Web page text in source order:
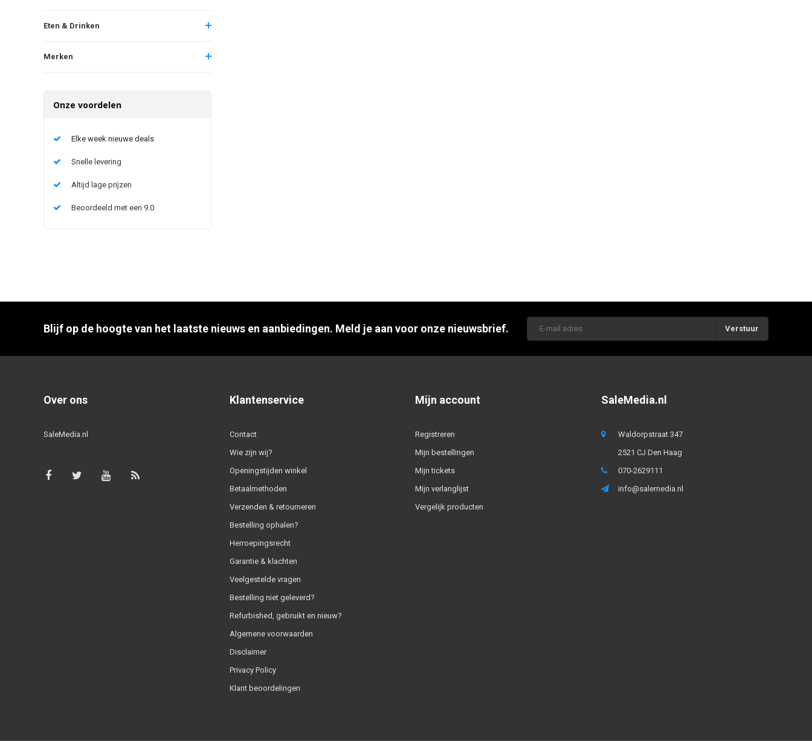
Eten & Drinken
Merken
Onze voordelen
Elke week nieuwe deals
Snelle levering
Altijd lage prijzen
Beoordeeld met een 9.0
Blijf op de hoogte van het laatste nieuws en aanbiedingen. Meld je aan voor onze nieuwsbrief. Verstuur
Over ons
SaleMedia.nl
Klantenservice
Contact
Wie zijn wij?
Openingstijden winkel
Betaalmethoden
Verzenden & retourneren
Bestelling ophalen?
Herroepingsrecht
Garantie & klachten
Veelgestelde vragen
Bestelling niet geleverd?
Refurbished, gebruikt en nieuw?
Algemene voorwaarden
Disclaimer
Privacy Policy
Klant beoordelingen
Mijn account
Registreren
Mijn bestellingen
Mijn tickets
Mijn verlanglijst
Vergelijk producten
SaleMedia.nl
Waldorpstraat 347
2521 CJ Den Haag
070-2629111
info@salemedia.nl